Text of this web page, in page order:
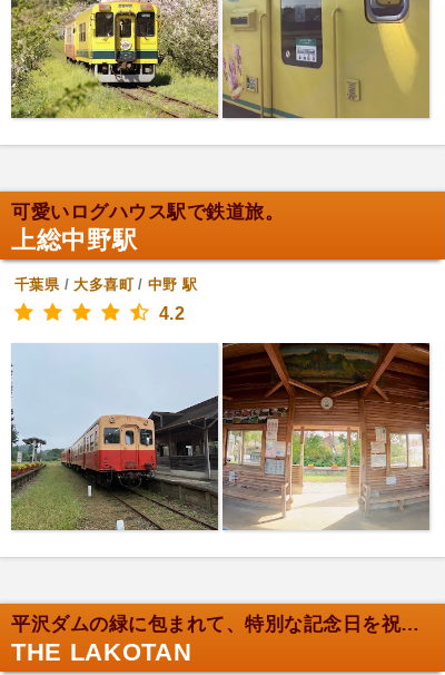
可愛いログハウス駅で鉄道旅。
上総中野駅
千葉県/大多喜町/中野 駅
4.2
平沢ダムの緑に包まれて、特別な記念日を祝おう。
THE LAKOTAN